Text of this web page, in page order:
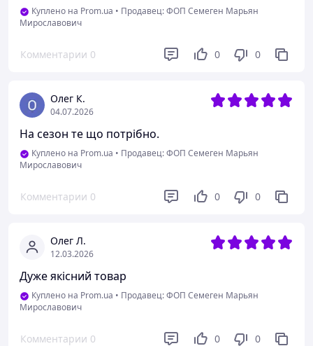
Куплено на Prom.ua • Продавец: ФОП Семеген Марьян
Мирославович
Комментарии 0 0 0
Олег К.
04.07.2026
На сезон те що потрібно.
Куплено на Prom.ua • Продавец: ФОП Семеген Марьян
Мирославович
Комментарии 0 0 0
Олег Л.
12.03.2026
Дуже якісний товар
Куплено на Prom.ua • Продавец: ФОП Семеген Марьян
Мирославович
Комментарии 0 0 0